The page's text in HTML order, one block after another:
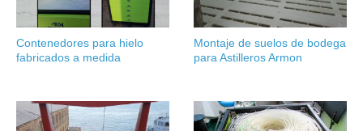
Contenedores para hielo
fabricados a medida
Montaje de suelos de bodega
para Astilleros Armon